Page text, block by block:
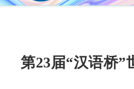
第23届“汉语桥”